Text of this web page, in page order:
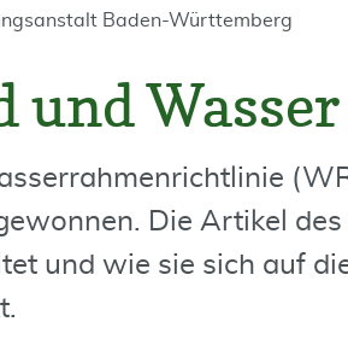
Baden-Württemberg
und Wasser
Die Artikel
und wie sie sich auf